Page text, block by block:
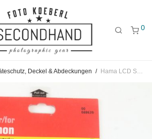
0
Deckel & Abdeckungen / Hama LCD Schutzglas für Canon 7D